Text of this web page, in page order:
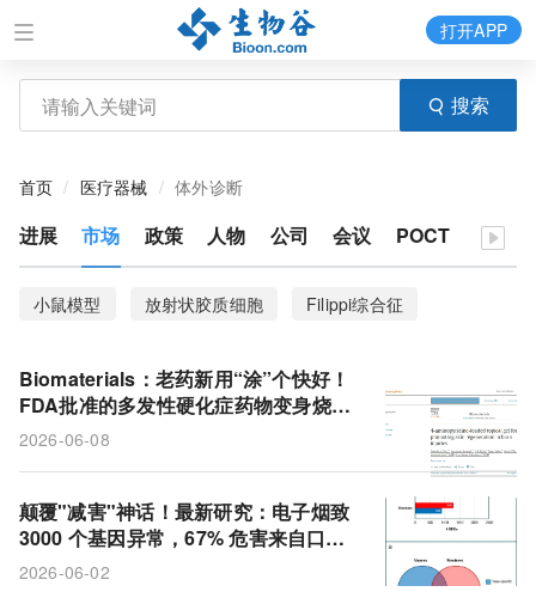
搜索
打开APP
首页 医疗器械 体外诊断
进展 市场 政策 人物 公司 会议 POCT
小鼠模型 放射状胶质细胞
Filippi综合征
转化潜力
基因编辑 基因疗法
遗传病
轴突
甲基化位点
疾病风险
尼古丁 样本量
传统香烟
创面
Biomaterials：老药新用“涂”个快好！
FDA批准的多发性硬化症药物变身烧伤
凝胶，21天促近痊愈
2026-06-08
颠覆"减害"神话！最新研究：电子烟致
3000 个基因异常，67% 危害来自口味
和设备
2026-06-02